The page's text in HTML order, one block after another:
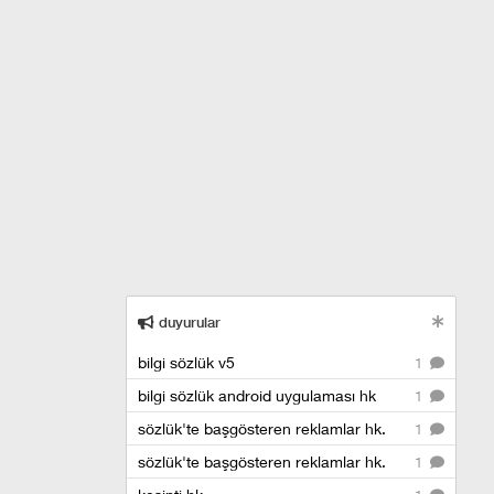
duyurular
1
bilgi sözlük v5
1
bilgi sözlük android uygulaması hk
1
sözlük'te başgösteren reklamlar hk.
1
sözlük'te başgösteren reklamlar hk.